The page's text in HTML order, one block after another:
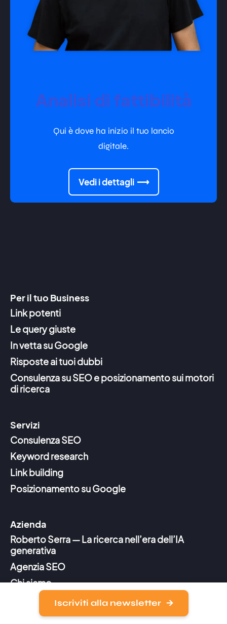
Iscriviti alla newsletter
Analisi di fattibilità
Qui è dove ha inizio il tuo lancio
digitale.
Vedi i dettagli
Per il tuo Business
Link potenti
Le query giuste
In vetta su Google
Risposte ai tuoi dubbi
Consulenza su SEO e posizionamento sui motori
di ricerca
Servizi
Consulenza SEO
Keyword research
Link building
Posizionamento su Google
Azienda
Roberto Serra — La ricerca nell’era dell’IA
generativa
Agenzia SEO
Chi siamo